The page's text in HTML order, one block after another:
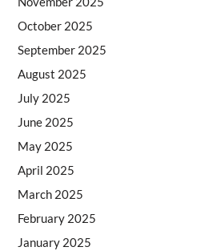
October 2025
September 2025
August 2025
July 2025
June 2025
May 2025
April 2025
March 2025
February 2025
January 2025